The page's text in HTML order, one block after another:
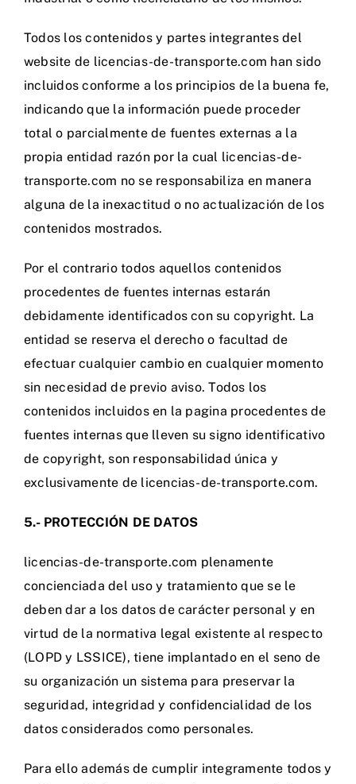
Todos los contenidos y partes integrantes del
website de licencias-de-transporte.com han sido
incluidos conforme a los principios de la buena fe,
indicando que la información puede proceder
total o parcialmente de fuentes externas a la
propia entidad razón por la cual licencias-de-
transporte.com no se responsabiliza en manera
alguna de la inexactitud o no actualización de los
contenidos mostrados.
Por el contrario todos aquellos contenidos
procedentes de fuentes internas estarán
debidamente identificados con su copyright. La
entidad se reserva el derecho o facultad de
efectuar cualquier cambio en cualquier momento
sin necesidad de previo aviso. Todos los
contenidos incluidos en la pagina procedentes de
fuentes internas que lleven su signo identificativo
de copyright, son responsabilidad única y
exclusivamente de licencias-de-transporte.com.
5.- PROTECCIÓN DE DATOS
licencias-de-transporte.com plenamente
concienciada del uso y tratamiento que se le
deben dar a los datos de carácter personal y en
virtud de la normativa legal existente al respecto
(LOPD y LSSICE), tiene implantado en el seno de
su organización un sistema para preservar la
seguridad, integridad y confidencialidad de los
datos considerados como personales.
Para ello además de cumplir integramente todos y